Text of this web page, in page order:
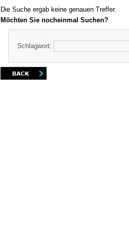
Die Suche ergab keine genauen Treffer.
Möchten Sie nocheinmal Suchen?
Schlagwort: